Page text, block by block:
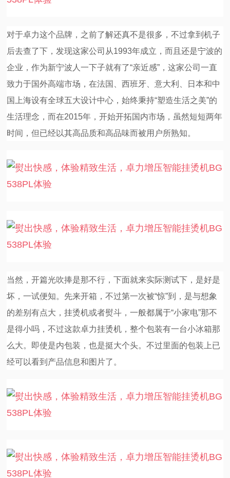
科
普
体
验
题
对于卓力这个品牌，之前了解还真不是很多，不过拿到机子
后去查了下，发现这家公司从1993年成立，而且还是宁波的
企业，作为新宁波人一下子就有了“亲近感”，这家公司一直
致力于国外高端市场，在法国、西班牙、意大利、日本和中
国上海设有全球五大设计中心，始终秉持“塑造生活之美”的
生活理念，而在2015年，开始开拓国内市场，虽然短短两年
时间，但已经以其高品质和高品味而被用户所熟知。
当然，开篇光吹捧是那不行，下面就来实际测试下，是好是
坏，一试便知。先来开箱，不过第一次被“惊”到，是与想象
的差别有点大，挂烫机或者熨斗，一般都属于“小家电”那不
是得小吗，不过这款卓力挂烫机，整个包装有一台小冰箱那
么大。即使是内包装，也是挺大个头。不过里面的包装上已
经可以看到产品信息和图片了。